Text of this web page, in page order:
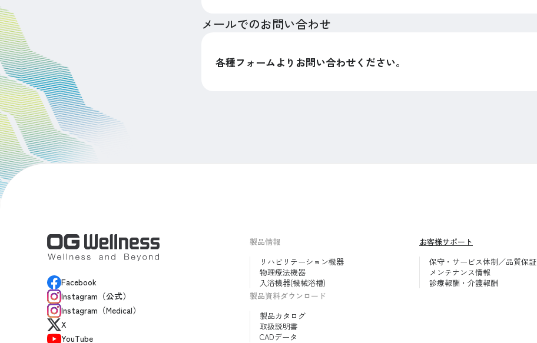
メールでのお問い合わせ
各種フォームよりお問い合わせください。
Facebook
Instagram（公式）
Instagram（Medical）
X
YouTube
製品情報
リハビリテーション機器
物理療法機器
入浴機器(機械浴槽)
製品資料ダウンロード
製品カタログ
取扱説明書
CADデータ
お客様サポート
保守・サービス体制／品質保証
メンテナンス情報
診療報酬・介護報酬